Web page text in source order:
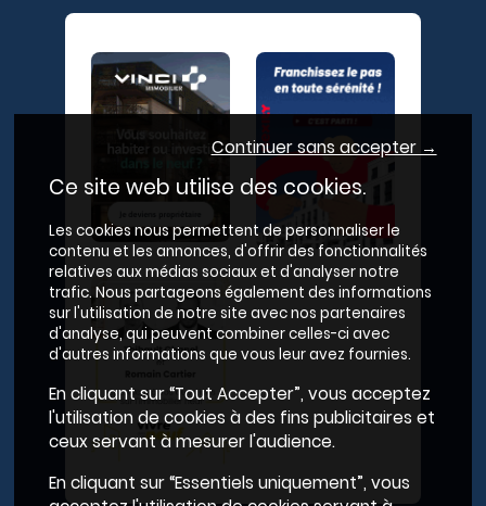
Continuer sans accepter →
Ce site web utilise des cookies.
Les cookies nous permettent de personnaliser le
contenu et les annonces, d'offrir des fonctionnalités
relatives aux médias sociaux et d'analyser notre
trafic. Nous partageons également des informations
sur l'utilisation de notre site avec nos partenaires
d'analyse, qui peuvent combiner celles-ci avec
d'autres informations que vous leur avez fournies.
En cliquant sur “Tout Accepter”, vous acceptez
l'utilisation de cookies à des fins publicitaires et
ceux servant à mesurer l'audience.
En cliquant sur “Essentiels uniquement”, vous